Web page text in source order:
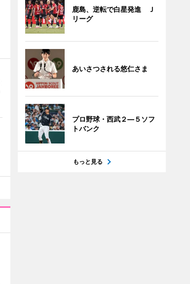
鹿島、逆転で白星発進 Ｊ
リーグ
あいさつされる悠仁さま
プロ野球・西武２―５ソフ
トバンク
もっと見る